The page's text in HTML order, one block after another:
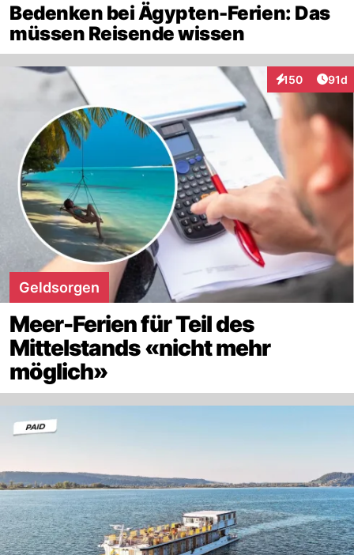
Bedenken bei Ägypten-Ferien: Das
müssen Reisende wissen
150
Interaktionen
91d
Geldsorgen
Meer-Ferien für Teil des
Mittelstands «nicht mehr
möglich»